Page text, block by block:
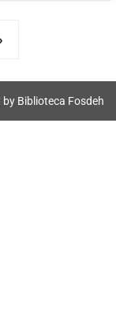
Biblioteca Fosdeh